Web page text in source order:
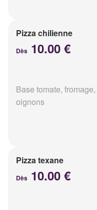
Pizza chilienne
Dès 10.00 €
Base tomate,
oignons
Pizza texane
Dès 10.00 €